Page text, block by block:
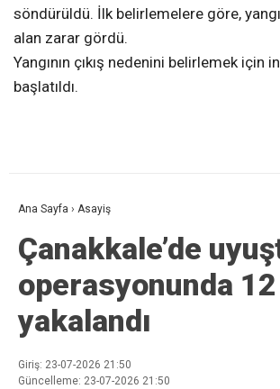
söndürüldü. İlk belirlemelere göre,
alan zarar gördü.
Yangının çıkış nedenini belirlemek için
başlatıldı.
Ana Sayfa › Asayiş
Çanakkale’de
operasyonunda
yakalandı
Giriş: 23-07-2026 21:50
Güncelleme: 23-07-2026 21:50